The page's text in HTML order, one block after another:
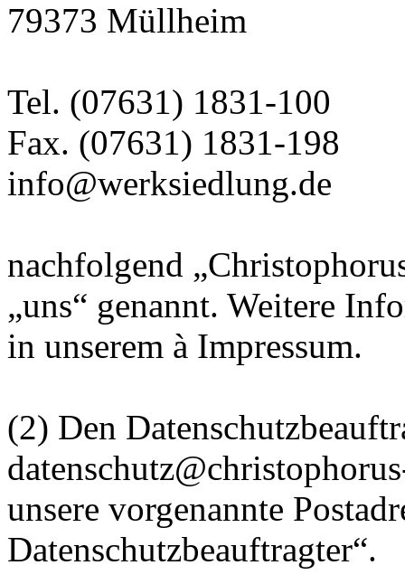
79373 Müllheim
Tel. (07631) 1831-100
Fax. (07631) 1831-198
info@werksiedlung.de
nachfolgend
„uns“ genannt. Weitere
in unserem à Impressum.
(2) Den
unsere vorgenannte
Datenschutzbeauftragter“.